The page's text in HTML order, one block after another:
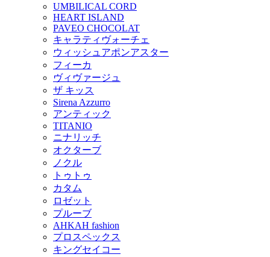
UMBILICAL CORD
HEART ISLAND
PAVEO CHOCOLAT
キャラティヴォーチェ
ウィッシュアポンアスター
フィーカ
ヴィヴァージュ
ザ キッス
Sirena Azzurro
アンティック
TITANIO
ニナリッチ
オクターブ
ノクル
トゥトゥ
カタム
ロゼット
プルーブ
AHKAH fashion
プロスペックス
キングセイコー